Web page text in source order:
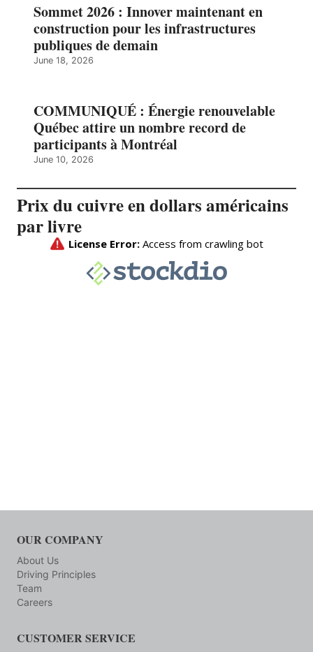
Sommet 2026 : Innover maintenant en
construction pour les infrastructures
publiques de demain
June 18, 2026
COMMUNIQUÉ : Énergie renouvelable
Québec attire un nombre record de
participants à Montréal
June 10, 2026
Prix du cuivre en dollars américains
par livre
OUR COMPANY
About Us
Driving Principles
Team
Careers
CUSTOMER SERVICE